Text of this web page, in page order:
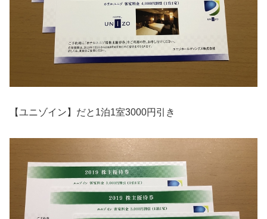
【ユニゾイン】だと1泊1室3000円引き